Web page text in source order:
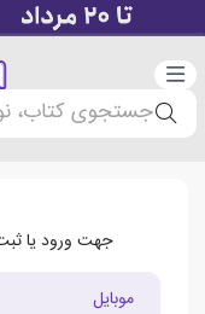
دسته‌بندی
جستجوی کتاب،
جهت ورود یا ثبت
موبایل